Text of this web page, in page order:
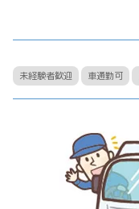
未経験者歓迎 車通勤可